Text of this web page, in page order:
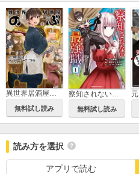
異世界居酒屋「のぶ」
無料試し読み
察知されない最強職
無料試し読み
読み方を選択
アプリで読む